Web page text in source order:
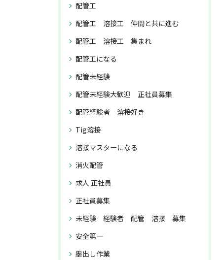
配管工
配管工 溶接工 仲間と共に進む
配管工 溶接工 集まれ
配管工になる
配管未経験
配管未経験大歓迎 正社員募集
配管経験者 溶接好き
Tig溶接
溶接マスターになる
消火配管
求人 正社員
正社員募集
未経験 経験者 配管 溶接 募集
安全第一
墨出し作業